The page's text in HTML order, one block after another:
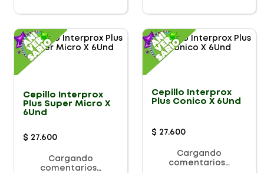
Cepillo Interprox
Plus Super Micro X
6Und
$ 27.600
Cargando
comentarios…
Cepillo Interprox
Plus Conico X 6Und
$ 27.600
Cargando
comentarios…